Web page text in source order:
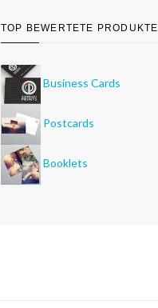
TOP BEWERTETE PRODUKTE
Business Cards
Postcards
Booklets